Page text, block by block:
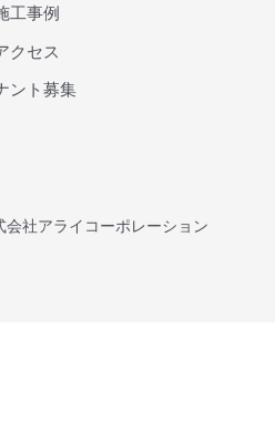
工事例
クセス
ント募集
会社アライコーポレーション